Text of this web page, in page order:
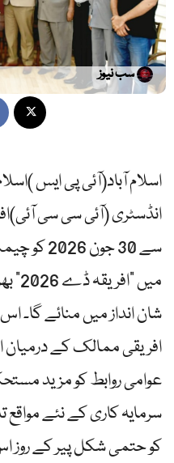
سب نیوز
اسلام آباد(آئی پی ایس
انڈسٹری (آئی سی سی
سے 30 جون
میں
شان انداز میں منائے گا۔
افریقی ممالک کے درمیان
عوامی روابط کو مزید
سرمایہ کاری کے نئے
کو حتمی شکل پیر کے